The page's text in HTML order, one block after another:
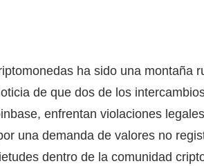
ha sido una montaña
de que dos de los
enfrentan violaciones
una demanda de valores no
dentro de la comunidad